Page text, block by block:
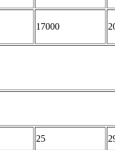
17000
25